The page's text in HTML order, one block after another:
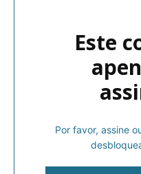
Este
Por favor, assine